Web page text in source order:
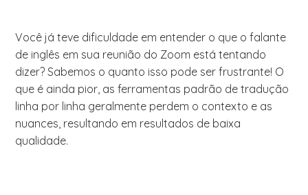
Você já teve dificuldade em entender o que o falante
de inglês em sua reunião do Zoom está tentando
dizer? Sabemos o quanto isso pode ser frustrante! O
que é ainda pior, as ferramentas padrão de tradução
linha por linha geralmente perdem o contexto e as
nuances, resultando em resultados de baixa
qualidade.